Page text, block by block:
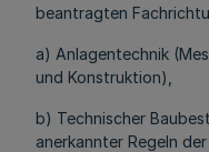
beantragten
a) Anlagentechnik
und Konstruktion),
b) Technischer
anerkannter Regeln